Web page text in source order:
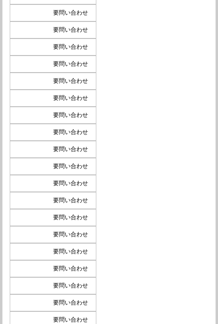
要問い合わせ
要問い合わせ
要問い合わせ
要問い合わせ
要問い合わせ
要問い合わせ
要問い合わせ
要問い合わせ
要問い合わせ
要問い合わせ
要問い合わせ
要問い合わせ
要問い合わせ
要問い合わせ
要問い合わせ
要問い合わせ
要問い合わせ
要問い合わせ
要問い合わせ